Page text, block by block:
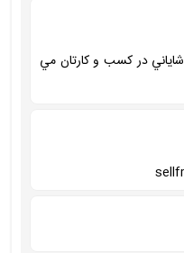
در کسب و کارتان مي